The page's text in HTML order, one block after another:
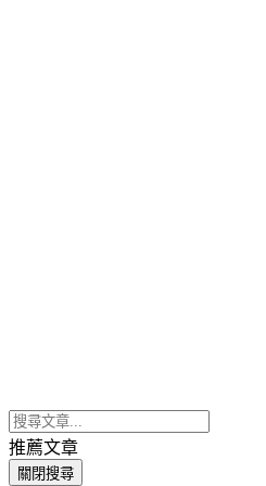
推薦文章
關閉搜尋